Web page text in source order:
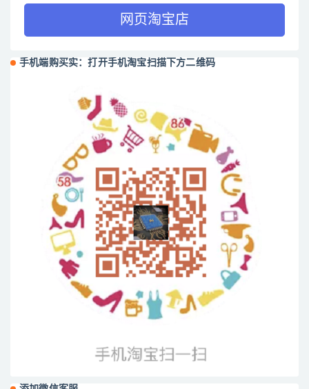
网页淘宝店
手机端购买实：打开手机淘宝扫描下方二维码